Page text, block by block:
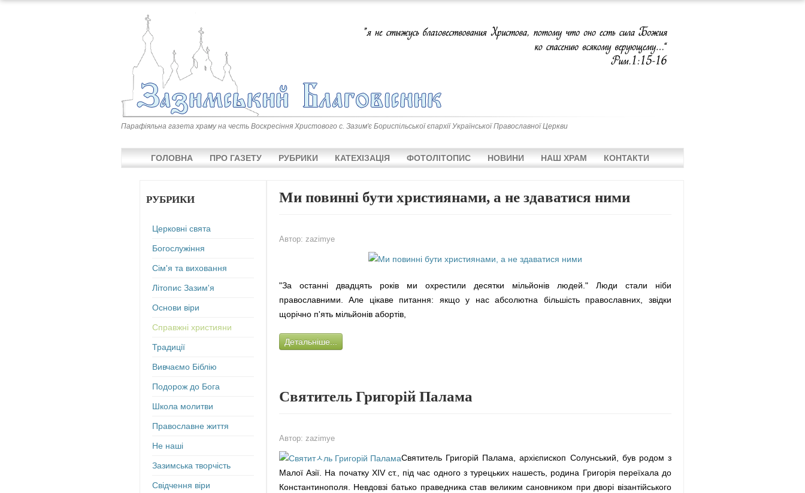
Парафіяльна газета храму на честь Воскресіння Христового с. Зазим'є Бориспільської єпархії Української Православної Церкви
ГОЛОВНА ПРО ГАЗЕТУ РУБРИКИ КАТЕХІЗАЦІЯ ФОТОЛІТОПИС НОВИНИ НАШ ХРАМ КОНТАКТИ
Ми повинні бути християнами, а не здаватися ними
Автор: zazimye
"За останні двадцять років ми охрестили десятки мільйонів людей." Люди стали ніби
православними. Але цікаве питання: якщо у нас абсолютна більшість православних, звідки
щорічно п'ять мільйонів абортів,
Детальніше...
Святитель Григорій Палама
Автор: zazimye
Святитель Григорій Палама, архієпископ Солунський, був родом з
Малої Азії. На початку XIV ст., під час одного з турецьких нашесть, родина Григорія переїхала до
Константинополя. Невдовзі батько праведника став великим сановником при дворі візантійського
РУБРИКИ
Церковні свята
Богослужіння
Сім'я та виховання
Літопис Зазим'я
Основи віри
Справжні християни
Традиції
Вивчаємо Біблію
Подорож до Бога
Школа молитви
Православне життя
Не наші
Зазимська творчість
Свідчення віри